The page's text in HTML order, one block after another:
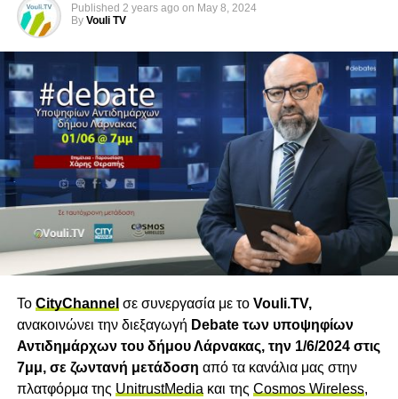
Published 2 years ago on May 8, 2024
By Vouli TV
Το CityChannel σε συνεργασία με το Vouli.TV,
ανακοινώνει την διεξαγωγή Debateτων υποψηφίων
Αντιδημάρχων του δήμου Λάρνακας, την 1/6/2024 στις
7μμ, σε ζωντανή μετάδοση από τα κανάλια μας στην
πλατφόρμα της UnitrustMedia και της Cosmos Wireless,